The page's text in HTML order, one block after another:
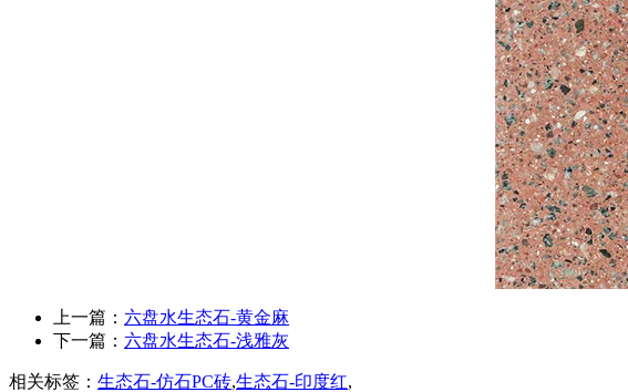
上一篇： 六盘水生态石-黄金麻
下一篇： 六盘水生态石-浅雅灰
相关标签： 生态石-仿石PC砖,生态石-印度红,